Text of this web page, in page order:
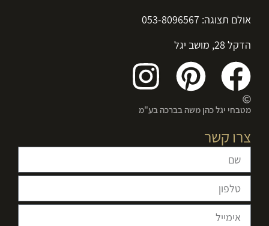
אולם תצוגה: 053-8096567
הדקל 28, מושב יגל
מטבחי יגל כהן משה בברכה בע"מ
צרו קשר